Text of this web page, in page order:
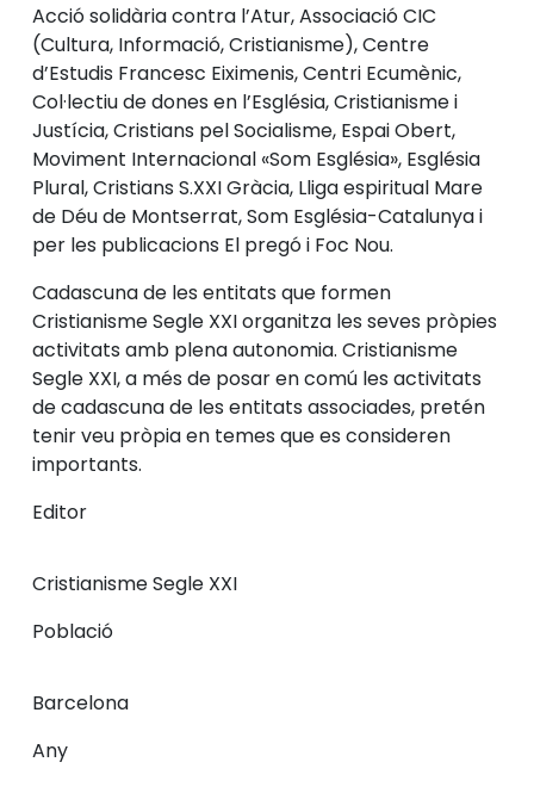
Acció solidària contra l’Atur, Associació CIC
(Cultura, Informació, Cristianisme), Centre
d’Estudis Francesc Eiximenis, Centri Ecumènic,
Col·lectiu de dones en l’Església, Cristianisme i
Justícia, Cristians pel Socialisme, Espai Obert,
Moviment Internacional «Som Església», Església
Plural, Cristians S.XXI Gràcia, Lliga espiritual Mare
de Déu de Montserrat, Som Església-Catalunya i
per les publicacions El pregó i Foc Nou.
Cadascuna de les entitats que formen
Cristianisme Segle XXI organitza les seves pròpies
activitats amb plena autonomia. Cristianisme
Segle XXI, a més de posar en comú les activitats
de cadascuna de les entitats associades, pretén
tenir veu pròpia en temes que es consideren
importants.
Editor
Cristianisme Segle XXI
Població
Barcelona
Any